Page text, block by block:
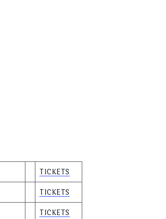
TICKETS
TICKETS
TICKETS